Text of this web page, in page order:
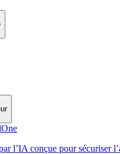
l’IA conçue pour sécuriser